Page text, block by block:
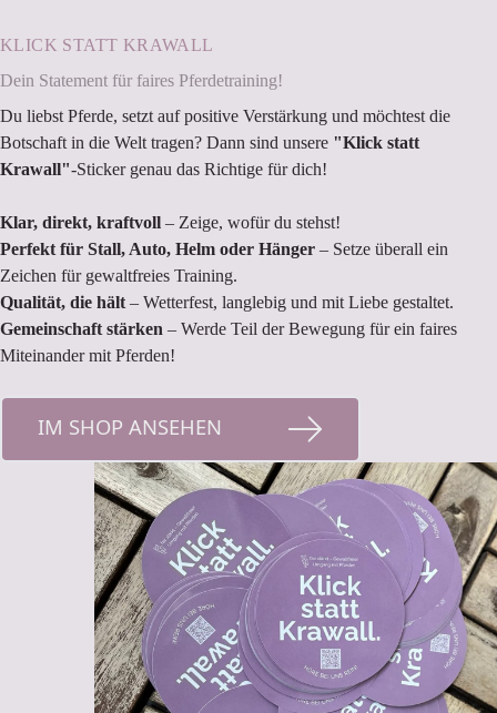
KLICK STATT KRAWALL
Dein Statement für faires Pferdetraining!
Du liebst Pferde, setzt auf positive Verstärkung und möchtest die
Botschaft in die Welt tragen? Dann sind unsere "Klick statt
Krawall"-Sticker genau das Richtige für dich!
Klar, direkt, kraftvoll – Zeige, wofür du stehst!
Perfekt für Stall, Auto, Helm oder Hänger – Setze überall ein
Zeichen für gewaltfreies Training.
Qualität, die hält – Wetterfest, langlebig und mit Liebe gestaltet.
Gemeinschaft stärken – Werde Teil der Bewegung für ein faires
Miteinander mit Pferden!
IM SHOP ANSEHEN